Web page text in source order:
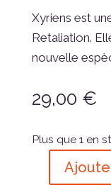
Xyriens est
Retaliation.
nouvelle
29,00 €
Plus que 1 en
quantité